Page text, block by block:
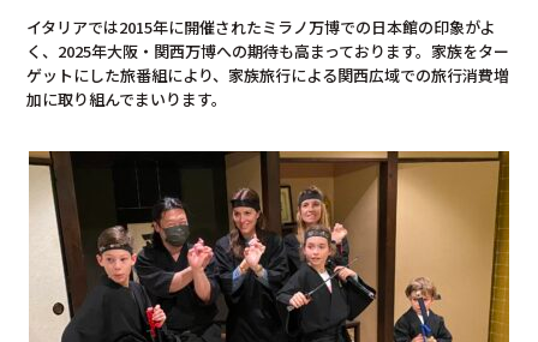
イタリアでは2015年に開催されたミラノ万博での日本館の印象がよ
く、2025年大阪・関西万博への期待も高まっております。家族をター
ゲットにした旅番組により、家族旅行による関西広域での旅行消費増
加に取り組んでまいります。